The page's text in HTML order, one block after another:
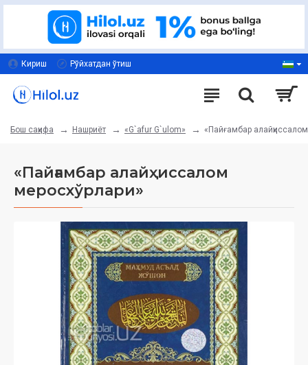
Кириш Рўйхатдан ўтиш
Бош саҳифа Нашриёт «G`afur G`ulom» «Пайғамбар
«Пайғамбар алайҳиссалом
меросхўрлари»